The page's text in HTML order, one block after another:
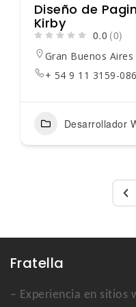
Diseño de
Kirby
0.0 (0)
Gran Buenos Aires
+ 54 9 11 3159-
Desarrollador
Fratella
– Experiencia en sitios